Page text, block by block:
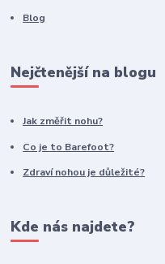
Blog
Nejčtenější na blogu
Jak změřit nohu?
Co je to Barefoot?
Zdraví nohou je důležité?
Kde nás najdete?